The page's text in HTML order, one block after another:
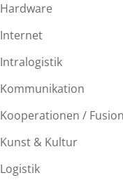
Hardware
Internet
Intralogistik
Kommunikation
Kooperationen /
Kunst & Kultur
Logistik